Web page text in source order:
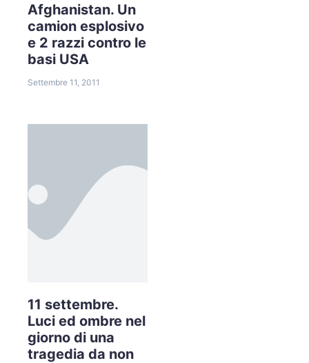
Afghanistan. Un
camion esplosivo
e 2 razzi contro le
basi USA
Settembre 11, 2011
11 settembre.
Luci ed ombre nel
giorno di una
tragedia da non